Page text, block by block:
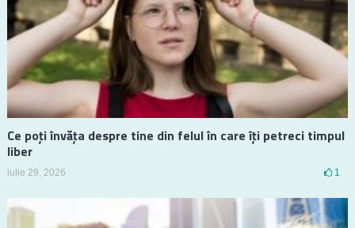
Ce poți învăța despre tine din felul în care îți petreci timpul
liber
iulie 29, 2026 1